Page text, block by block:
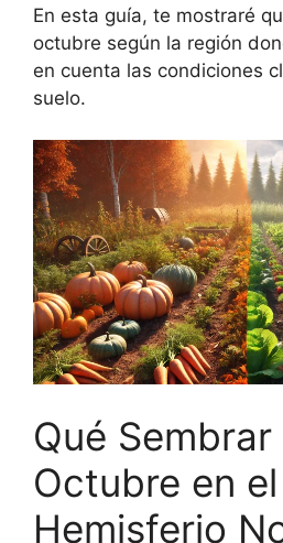
En esta guía, te mostraré
octubre según la región
en cuenta las condiciones
suelo.
Qué Sembrar
Octubre en el
Hemisferio